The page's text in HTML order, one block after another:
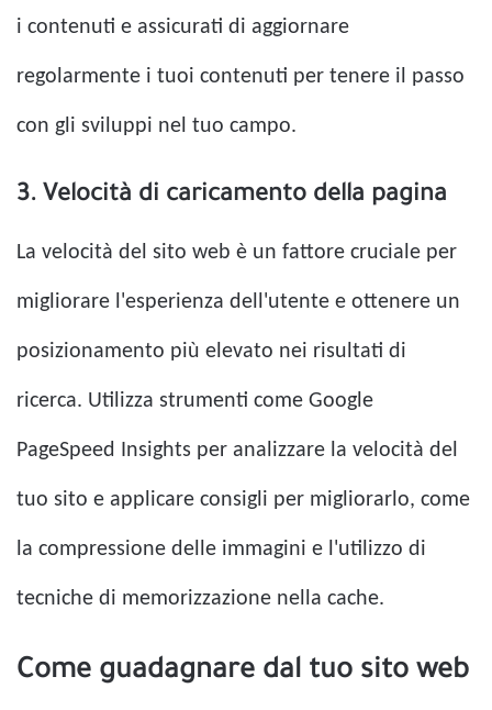
i contenuti e assicurati di aggiornare
regolarmente i tuoi contenuti per tenere il passo
con gli sviluppi nel tuo campo.
3. Velocità di caricamento della pagina
La velocità del sito web è un fattore cruciale per
migliorare l'esperienza dell'utente e ottenere un
posizionamento più elevato nei risultati di
ricerca. Utilizza strumenti come Google
PageSpeed ​​Insights per analizzare la velocità del
tuo sito e applicare consigli per migliorarlo, come
la compressione delle immagini e l'utilizzo di
tecniche di memorizzazione nella cache.
Come guadagnare dal tuo sito web